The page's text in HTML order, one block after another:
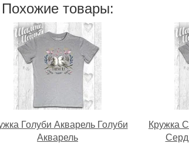
Похожие товары:
Голуби Акварель Голуби
Акварель
Кружка